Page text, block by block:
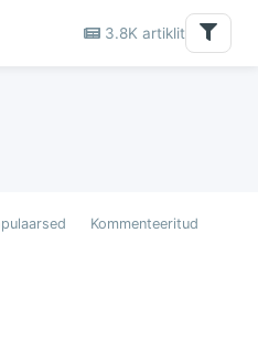
3.8K artiklit
Kommenteeritud